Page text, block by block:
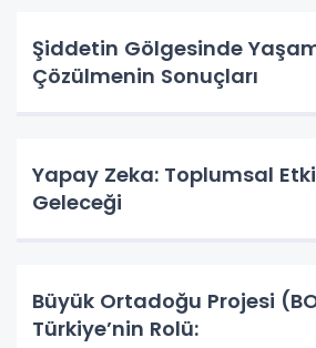
Şiddetin Gölgesinde
Çözülmenin Sonuçları
Yapay Zeka: Toplumsal
Geleceği
Büyük Ortadoğu Projesi
Türkiye’nin Rolü: